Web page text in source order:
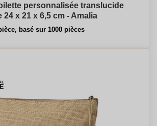
personnalisée translucide
x 21 x 6,5 cm - Amalia
basé sur 1000 pièces